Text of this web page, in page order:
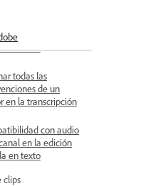
la edición
en texto
todas las
de un
en la transcripción
con audio
en la edición
en texto
clips